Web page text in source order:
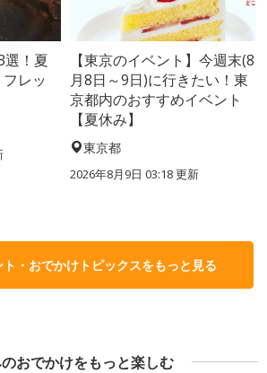
選！夏
レッ
【東京のイベント】今週末(8
月8日～9日)に行きたい！東
京都内のおすすめイベント
【夏休み】
東京都
2026年8月9日 03:18更新
・おでかけトピックスをもっと見る
おでかけをもっと楽しむ